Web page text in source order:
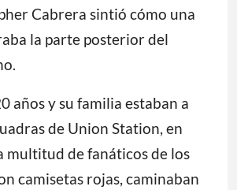
Cabrera sintió cómo una
la parte posterior del
años y su familia estaban a
de Union Station, en
multitud de fanáticos de los
camisetas rojas, caminaban